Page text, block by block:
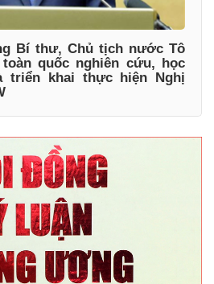
Bí thư, Chủ tịch nước Tô
quốc nghiên cứu, học
triển khai thực hiện Nghị